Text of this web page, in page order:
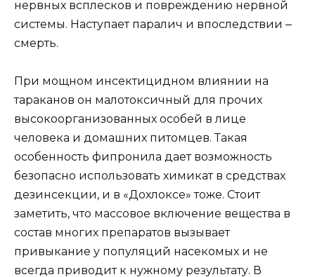
нервных всплесков и повреждению нервной
системы. Наступает паралич и впоследствии ‒
смерть.
При мощном инсектицидном влиянии на
тараканов он малотоксичный для прочих
высокоорганизованных особей в лице
человека и домашних питомцев. Такая
особенность фипронила дает возможность
безопасно использовать химикат в средствах
дезинсекции, и в «Дохлоксе» тоже. Стоит
заметить, что массовое включение вещества в
состав многих препаратов вызывает
привыкание у популяций насекомых и не
всегда приводит к нужному результату. В